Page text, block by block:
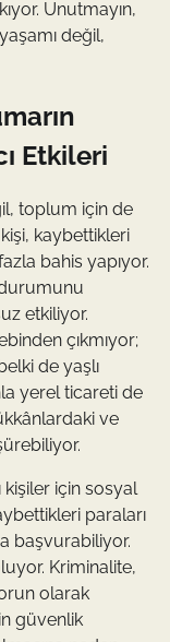
Unutmayın,
değil,
Etkileri
toplum için de
kaybettikleri
bahis yapıyor.
etkiliyor.
çıkmıyor;
de yaşlı
yerel ticareti de
ve
kişiler için sosyal
paraları
başvurabiliyor.
Kriminalite,
olarak
güvenlik